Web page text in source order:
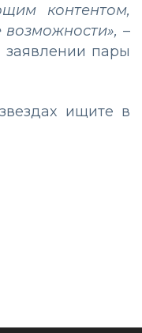
контентом,
–
заявлении пары
ищите в